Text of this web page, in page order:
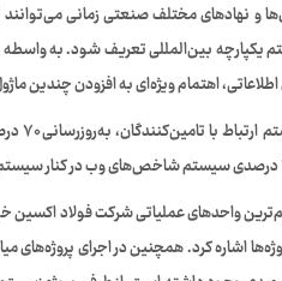
و نهادهای مختلف صنعتی زمانی
یکپارچه بین‌المللی تعریف شود. به
اهتمام ویژه‌ای به افزودن چندین
در
واحدهای عملیاتی شرکت فولاد اکسین
۲۲۳ و اسناد رسمی پروژه‌ها اشاره کرد. همچنین در